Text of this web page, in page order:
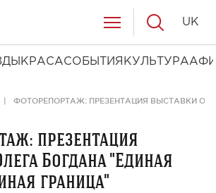
КРАСАСОБЫТИЯ КУЛЬТУРА
UK
ФОТОРЕПОРТАЖ: ПРЕЗЕНТАЦИЯ ВЫСТАВКИ
презентация
Богдана "Единая
граница"